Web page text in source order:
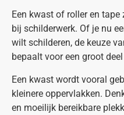
Een kwast of roller en
bij schilderwerk. Of je nu
wilt schilderen, de keuze
bepaalt voor een groot
Een kwast wordt vooral
kleinere oppervlakken.
en moeilijk bereikbare